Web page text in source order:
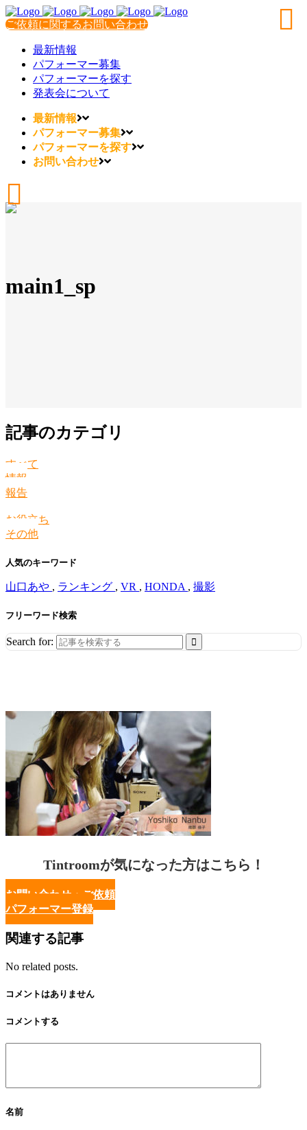
ご依頼に関するお問い合わせ
最新情報
パフォーマー募集
パフォーマーを探す
発表会について
最新情報
パフォーマー募集
パフォーマーを探す
お問い合わせ
main1_sp
記事のカテゴリ
すべて
情報
報告
お役立ち
その他
人気のキーワード
山口あや , ランキング , VR , HONDA , 撮影
フリーワード検索
Search for:
Tintroomが気になった方はこちら！
お問い合わせ・ご依頼
パフォーマー登録
関連する記事
No related posts.
コメントはありません
コメントする
名前